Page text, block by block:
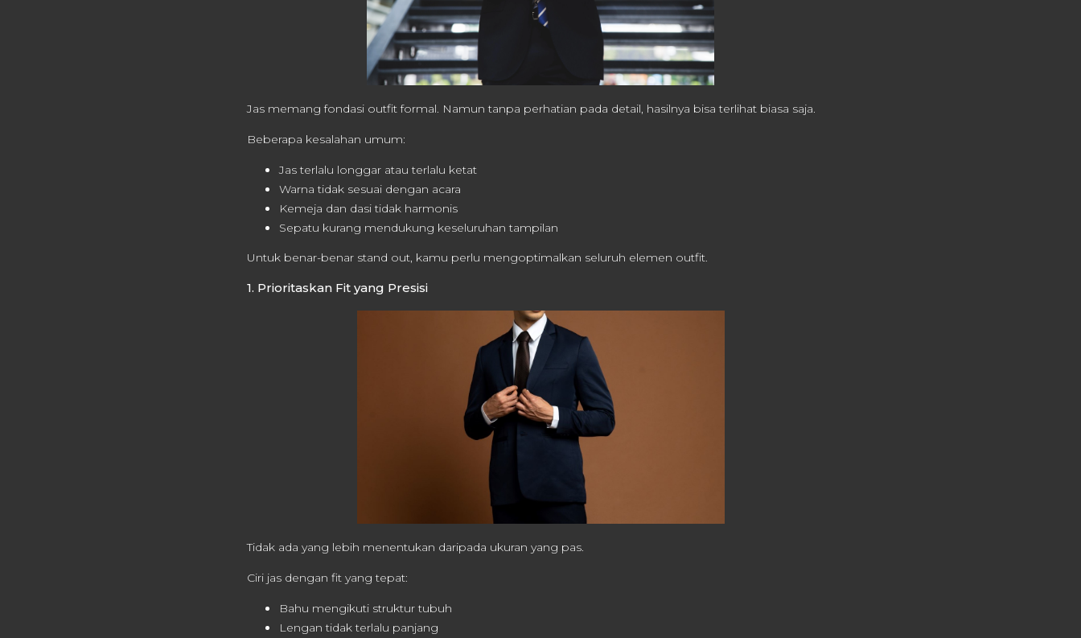
Jas memang fondasi outfit formal. Namun tanpa perhatian pada detail, hasilnya bisa terlihat biasa saja.
Beberapa kesalahan umum:
Jas terlalu longgar atau terlalu ketat
Warna tidak sesuai dengan acara
Kemeja dan dasi tidak harmonis
Sepatu kurang mendukung keseluruhan tampilan
Untuk benar-benar stand out, kamu perlu mengoptimalkan seluruh elemen outfit.
1. Prioritaskan Fit yang Presisi
Tidak ada yang lebih menentukan daripada ukuran yang pas.
Ciri jas dengan fit yang tepat:
Bahu mengikuti struktur tubuh
Lengan tidak terlalu panjang